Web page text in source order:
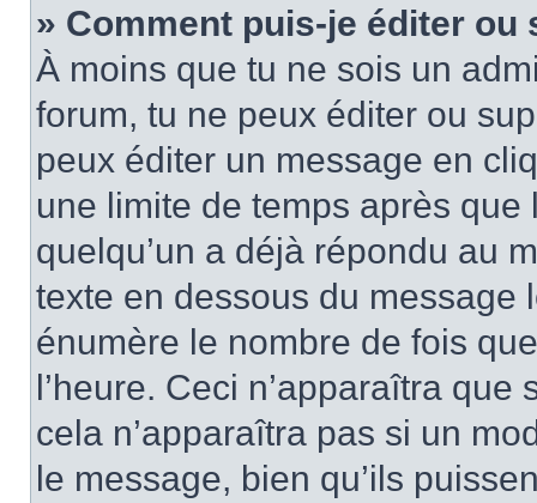
» Comment puis-je éditer
À moins que tu ne sois un
forum, tu ne peux éditer ou
peux éditer un message en
une limite de temps après
quelqu’un a déjà répondu au
texte en dessous du message
énumère le nombre de fois
l’heure. Ceci n’apparaîtra
cela n’apparaîtra pas si un
le message, bien qu’ils